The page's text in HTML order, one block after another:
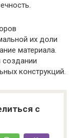
их доли
материала.
конструкций.
с